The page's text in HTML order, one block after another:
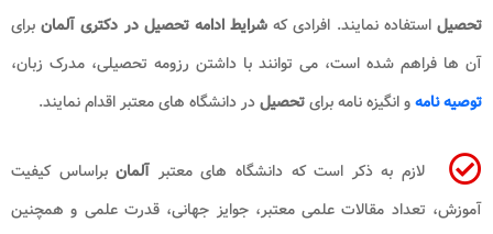
تحصیلاستفاده نمایند. افرادی که شرایط ادامه تحصیل در دکتری آلمان برای
آن ها فراهم شده است، می توانند با داشتن رزومه تحصیلی، مدرک زبان،
توصیه نامهو انگیزه نامه برایتحصیلدر دانشگاه های معتبر اقدام نمایند.
لازم به ذکر است که دانشگاه های معتبر آلمانبراساس کیفیت
آموزش، تعداد مقالات علمی معتبر، جوایز جهانی، قدرت علمی و همچنین